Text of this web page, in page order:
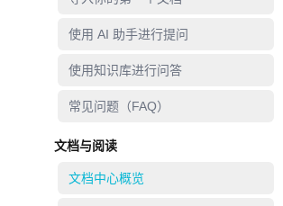
使用 AI 助手进行提问
使用知识库进行问答
常见问题（FAQ）
文档与阅读
文档中心概览